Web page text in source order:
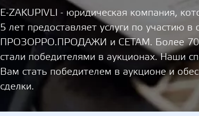
E-ZAKUPIVLI - юридическая компания,
5 лет предоставляет услуги по участию в
ПРОЗОРРО.ПРОДАЖИ и СЕТАМ. Более
стали победителями в аукционах. Наши
Вам стать победителем в аукционе и
сделки.